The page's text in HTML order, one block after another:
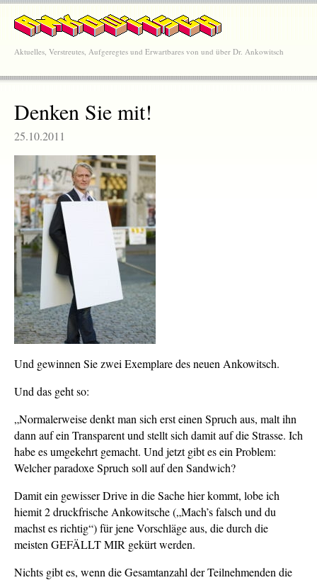
Aktuelles, Verstreutes, Aufgeregtes und Erwartbares von und über Dr. Ankowitsch
Denken Sie mit!
25.10.2011
Und gewinnen Sie zwei Exemplare des neuen Ankowitsch.
Und das geht so:
„Normalerweise denkt man sich erst einen Spruch aus, malt ihn
dann auf ein Transparent und stellt sich damit auf die Strasse. Ich
habe es umgekehrt gemacht. Und jetzt gibt es ein Problem:
Welcher paradoxe Spruch soll auf den Sandwich?
Damit ein gewisser Drive in die Sache hier kommt, lobe ich
hiemit 2 druckfrische Ankowitsche („Mach’s falsch und du
machst es richtig“) für jene Vorschläge aus, die durch die
meisten GEFÄLLT MIR gekürt werden.
Nichts gibt es, wenn die Gesamtanzahl der Teilnehmenden die